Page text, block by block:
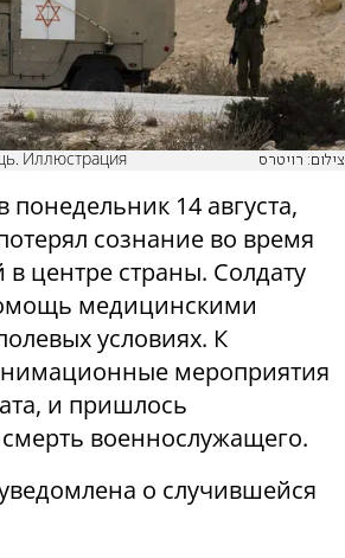
Иллюстрация צילום: רויטרס
понедельник 14 августа,
сознание во время
центре страны. Солдату
медицинскими
условиях. К
мероприятия
и пришлось
смерть военнослужащего.
о случившейся